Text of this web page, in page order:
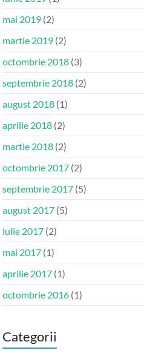
mai 2019 (2)
martie 2019 (2)
octombrie 2018 (3)
septembrie 2018 (2)
august 2018 (1)
aprilie 2018 (2)
martie 2018 (2)
octombrie 2017 (2)
septembrie 2017 (5)
august 2017 (5)
iulie 2017 (2)
mai 2017 (1)
aprilie 2017 (1)
octombrie 2016 (1)
Categorii